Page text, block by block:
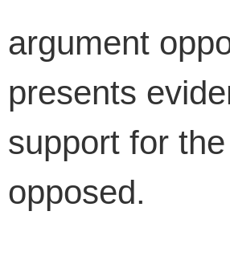
argument
presents
support for
opposed.